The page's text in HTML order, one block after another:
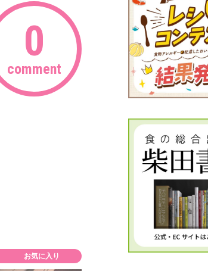
0
comment
お気に入り